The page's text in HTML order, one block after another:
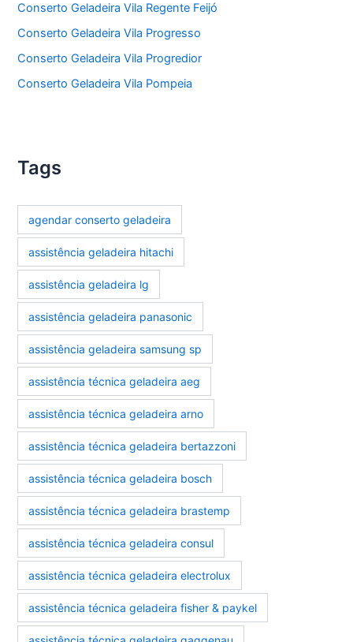
Conserto Geladeira Vila Regente Feijó
Conserto Geladeira Vila Progresso
Conserto Geladeira Vila Progredior
Conserto Geladeira Vila Pompeia
Tags
agendar conserto geladeira
assistência geladeira hitachi
assistência geladeira lg
assistência geladeira panasonic
assistência geladeira samsung sp
assistência técnica geladeira aeg
assistência técnica geladeira arno
assistência técnica geladeira bertazzoni
assistência técnica geladeira bosch
assistência técnica geladeira brastemp
assistência técnica geladeira consul
assistência técnica geladeira electrolux
assistência técnica geladeira fisher & paykel